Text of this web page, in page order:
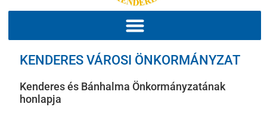
KENDERES VÁROSI ÖNKORMÁNYZAT
Kenderes és Bánhalma Önkormányzatának
honlapja